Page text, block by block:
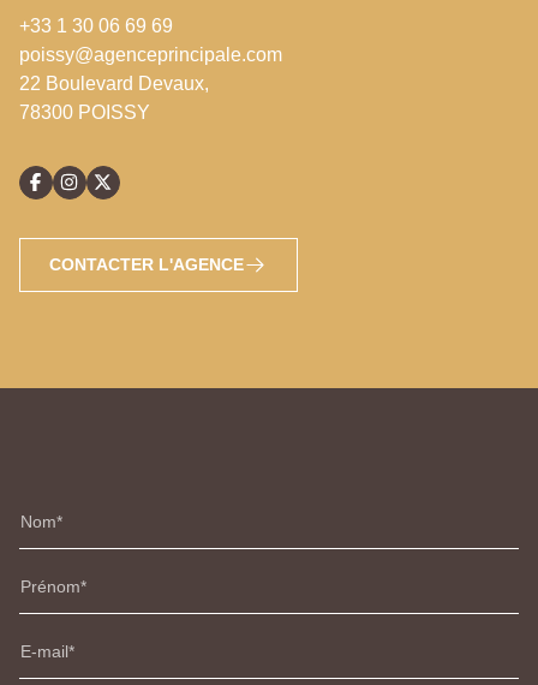
+33 1 30 06 69 69
poissy@agenceprincipale.com
22 Boulevard Devaux,
78300 POISSY
CONTACTER L'AGENCE
Nom
Prénom
E-mail